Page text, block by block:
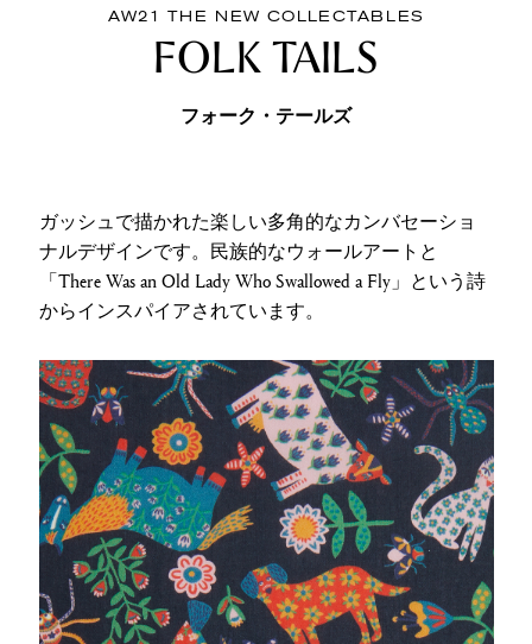
AW21 THE NEW COLLECTABLES
FOLK TAILS
フォーク・テールズ
ガッシュで描かれた楽しい多角的なカンバセーショ
ナルデザインです。民族的なウォールアートと
「There Was an Old Lady Who Swallowed a Fly」という詩
からインスパイアされています。